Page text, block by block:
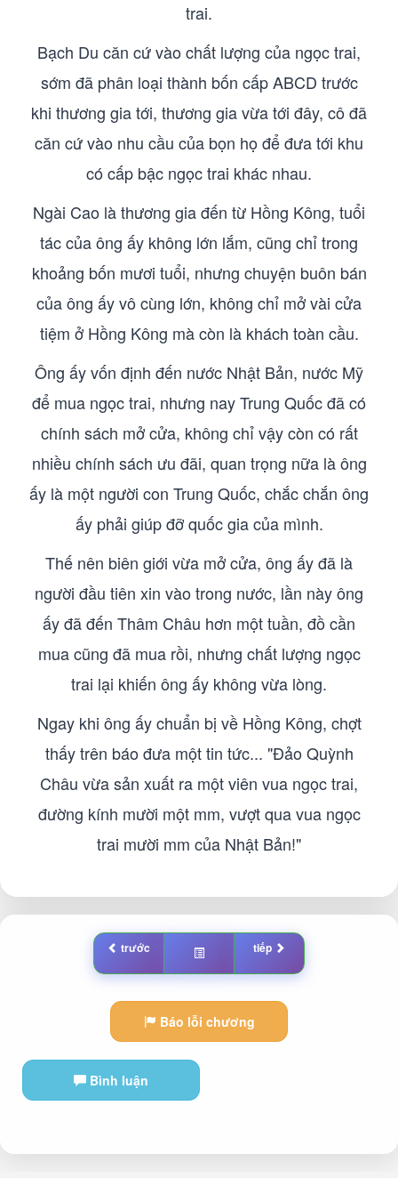
trai.
Bạch Du căn cứ vào chất lượng của ngọc trai,
sớm đã phân loại thành bốn cấp ABCD trước
khi thương gia tới, thương gia vừa tới đây, cô đã
căn cứ vào nhu cầu của bọn họ để đưa tới khu
có cấp bậc ngọc trai khác nhau.
Ngài Cao là thương gia đến từ Hồng Kông, tuổi
tác của ông ấy không lớn lắm, cũng chỉ trong
khoảng bốn mươi tuổi, nhưng chuyện buôn bán
của ông ấy vô cùng lớn, không chỉ mở vài cửa
tiệm ở Hồng Kông mà còn là khách toàn cầu.
Ông ấy vốn định đến nước Nhật Bản, nước Mỹ
để mua ngọc trai, nhưng nay Trung Quốc đã có
chính sách mở cửa, không chỉ vậy còn có rất
nhiều chính sách ưu đãi, quan trọng nữa là ông
ấy là một người con Trung Quốc, chắc chắn ông
ấy phải giúp đỡ quốc gia của mình.
Thế nên biên giới vừa mở cửa, ông ấy đã là
người đầu tiên xin vào trong nước, lần này ông
ấy đã đến Thâm Châu hơn một tuần, đồ cần
mua cũng đã mua rồi, nhưng chất lượng ngọc
trai lại khiến ông ấy không vừa lòng.
Ngay khi ông ấy chuẩn bị về Hồng Kông, chợt
thấy trên báo đưa một tin tức... "Đảo Quỳnh
Châu vừa sản xuất ra một viên vua ngọc trai,
đường kính mười một mm, vượt qua vua ngọc
trai mười mm của Nhật Bản!"
trước tiếp
Báo lỗi chương
Bình luận